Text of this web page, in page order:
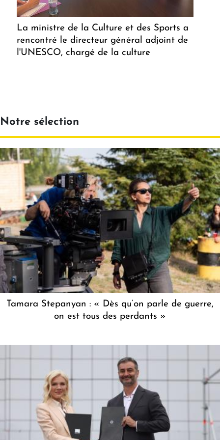
La ministre de la Culture et des Sports a
rencontré le directeur général adjoint de
l'UNESCO, chargé de la culture
Notre sélection
Tamara Stepanyan : « Dès qu’on parle de guerre,
on est tous des perdants »